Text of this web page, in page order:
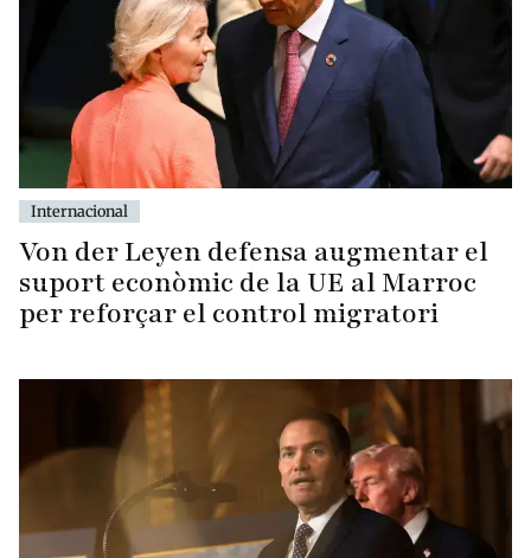
Internacional
Von der Leyen defensa augmentar el
suport econòmic de la UE al Marroc
per reforçar el control migratori